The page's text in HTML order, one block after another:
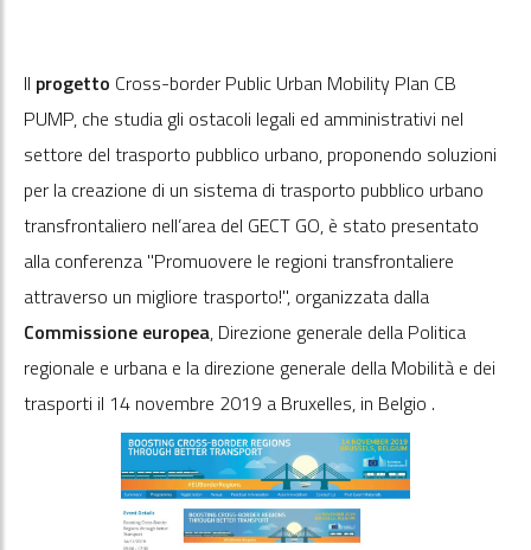
Il progetto Cross-border Public Urban Mobility Plan CB
PUMP, che studia gli ostacoli legali ed amministrativi nel
settore del trasporto pubblico urbano, proponendo soluzioni
per la creazione di un sistema di trasporto pubblico urbano
transfrontaliero nell’area del GECT GO, è stato presentato
alla conferenza "Promuovere le regioni transfrontaliere
attraverso un migliore trasporto!", organizzata dalla
Commissione europea, Direzione generale della Politica
regionale e urbana e la direzione generale della Mobilità e dei
trasporti il 14 novembre 2019 a Bruxelles, in Belgio .